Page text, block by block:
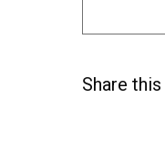
Share